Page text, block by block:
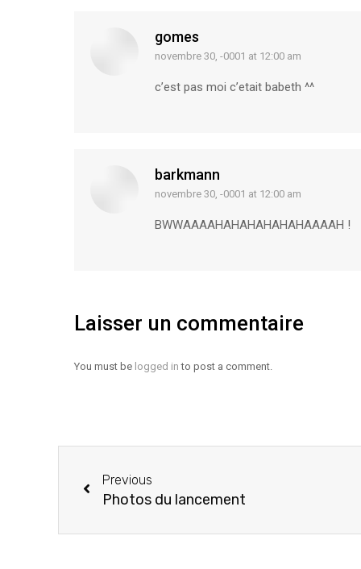
gomes
says:
novembre 30, -0001 at 12:00 am
c’est pas moi c’etait babeth ^^
barkmann
says:
novembre 30, -0001 at 12:00 am
BWWAAAAHAHAHAHAHAHAAAAH !
Laisser un commentaire
You must be logged in to post a comment.
Previous
Photos du lancement